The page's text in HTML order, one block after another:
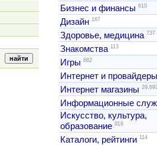
Бизнес и финансы 610
Дизайн 167
Здоровье, медицина 737
Знакомства 113
Игры 682
Интернет и провайдеры
Интернет магазины
Информационные
Искусство, культура,
образование 916
Каталоги, рейтинги 114